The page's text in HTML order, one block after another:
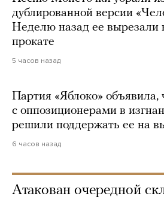
дублированной версии
Неделю назад ее вырезали
прокате
5 часов назад
Партия «Яблоко» объявила,
с оппозиционерами в
решили поддержать ее на
6 часов назад
Атакован очередной